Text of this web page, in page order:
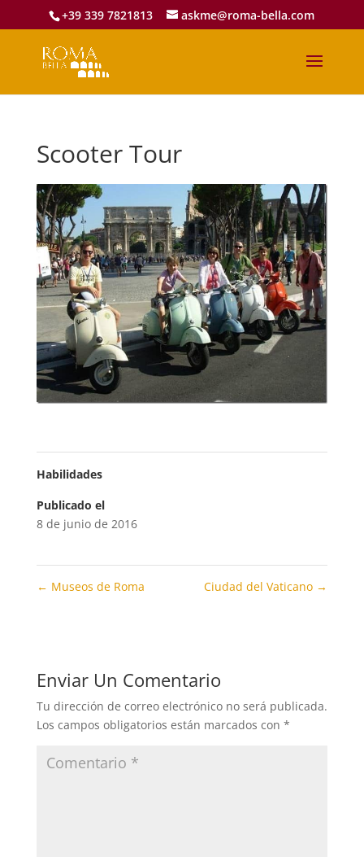
+39 339 7821813 askme@roma-bella.com
Scooter Tour
Habilidades
Publicado el
8 de junio de 2016
← Museos de Roma Ciudad del Vaticano →
Enviar Un Comentario
Tu dirección de correo electrónico no será publicada.
Los campos obligatorios están marcados con *